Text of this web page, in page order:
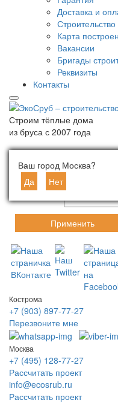
Доставка и
Карта
Вакансии
Бригады
Реквизиты
Контакты
Строим тёплые дома
из бруса с 2007 года
Ваш город:
Ваш город Москва?
Да
Нет
Выберите город
Применить
Кострома
+7 (903) 897-77-27
Перезвоните мне
Москва
+7 (495) 128-77-27
Рассчитать проект
info@ecosrub.ru
Рассчитать проект